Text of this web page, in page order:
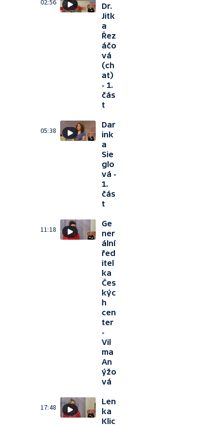
02:56
Dr.
Jitk
a
Řez
áčo
vá
(ch
at)
- 1.
čás
t
05:38
Dar
ink
a
Sie
glo
vá -
1.
čás
t
11:18
Ge
ner
ální
řed
itel
ka
Čes
kýc
h
cen
ter
-
Vil
ma
An
ýžo
vá
17:48
Len
ka
Klic